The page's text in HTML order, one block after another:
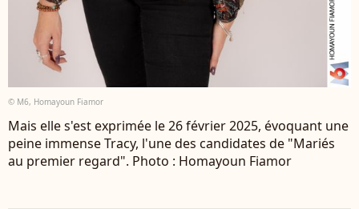
© M6, Homayoun Fiamor
Mais elle s'est exprimée le 26 février 2025, évoquant une
peine immense Tracy, l'une des candidates de "Mariés
au premier regard". Photo : Homayoun Fiamor